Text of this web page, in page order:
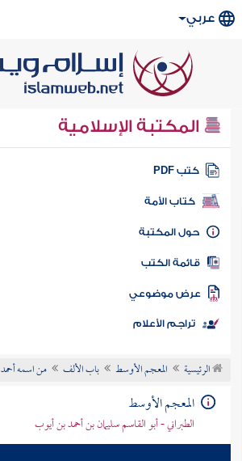
عربي
المكتبة الإسلامية
كتب PDF
كتاب الأمة
المكتبة
الكتب
موضوعي
تراجم الأعلام
الرئيسية المعجم الأوسط باب الألف من اسمه أحمد
المعجم الأوسط
الطبراني - أبو القاسم سليمان بن أحمد بن أيوب